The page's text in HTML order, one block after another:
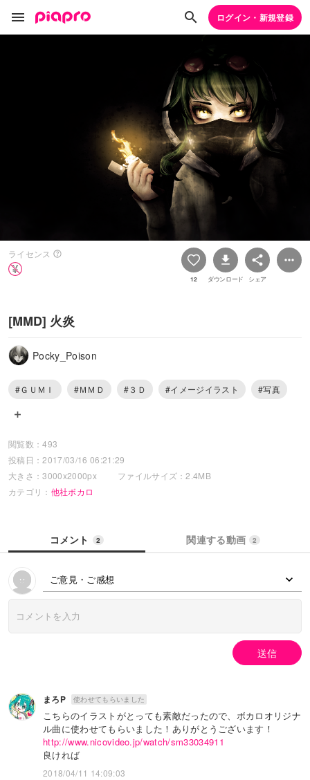
ログイン・新規登録
ライセンス
12 ダウンロード シェア
[MMD] 火炎
Pocky_Poison
#ＧＵＭＩ #ＭＭＤ #３Ｄ #イメージイラスト #写真
閲覧数：493
投稿日：2017/03/16 06:21:29
大きさ：3000x2000px
ファイルサイズ：2.4MB
カテゴリ： 他社ボカロ
コメント 2 関連する動画 2
ご意見・ご感想
送信
まろP 使わせてもらいました
こちらのイラストがとっても素敵だったので、ボカロオリジナ
ル曲に使わせてもらいました！ありがとうございます！
http://www.nicovideo.jp/watch/sm33034911
良ければ
2018/04/11 14:09:03